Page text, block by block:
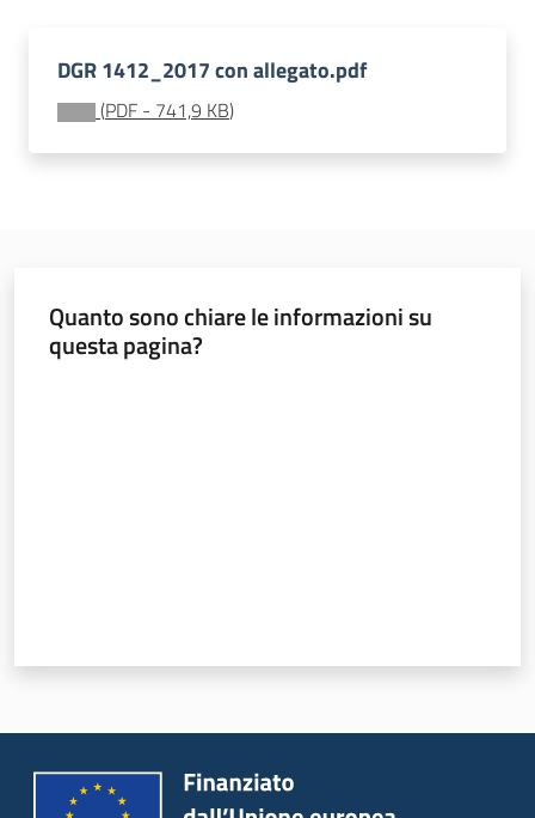
Argomenti
Leggi Atti Bandi
DGR 1412_2017 con allegato.pdf
(PDF - 741,9 KB)
Quanto sono chiare le informazioni su
questa pagina?